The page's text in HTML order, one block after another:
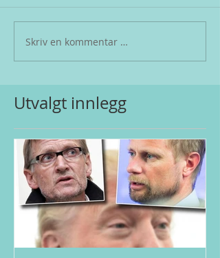
Skriv en kommentar …
Utvalgt innlegg